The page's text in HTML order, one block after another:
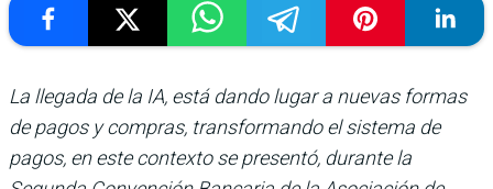
La llegada de la IA, está dando lugar a nuevas formas
de pagos y compras, transformando el sistema de
pagos, en este contexto se presentó, durante la